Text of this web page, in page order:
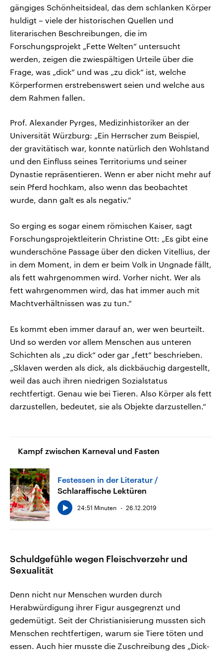
gängiges Schönheitsideal, das dem schlanken Körper
huldigt – viele der historischen Quellen und
literarischen Beschreibungen, die im
Forschungsprojekt „Fette Welten“ untersucht
werden, zeigen die zwiespältigen Urteile über die
Frage, was „dick“ und was „zu dick“ ist, welche
Körperformen erstrebenswert seien und welche aus
dem Rahmen fallen.
Prof. Alexander Pyrges, Medizinhistoriker an der
Universität Würzburg: „Ein Herrscher zum Beispiel,
der gravitätisch war, konnte natürlich den Wohlstand
und den Einfluss seines Territoriums und seiner
Dynastie repräsentieren. Wenn er aber nicht mehr auf
sein Pferd hochkam, also wenn das beobachtet
wurde, dann galt es als negativ.“
So erging es sogar einem römischen Kaiser, sagt
Forschungsprojektleiterin Christine Ott: „Es gibt eine
wunderschöne Passage über den dicken Vitellius, der
in dem Moment, in dem er beim Volk in Ungnade fällt,
als fett wahrgenommen wird. Vorher nicht. Wer als
fett wahrgenommen wird, das hat immer auch mit
Machtverhältnissen was zu tun.“
Es kommt eben immer darauf an, wer wen beurteilt.
Und so werden vor allem Menschen aus unteren
Schichten als „zu dick“ oder gar „fett“ beschrieben.
„Sklaven werden als dick, als dickbäuchig dargestellt,
weil das auch ihren niedrigen Sozialstatus
rechtfertigt. Genau wie bei Tieren. Also Körper als fett
darzustellen, bedeutet, sie als Objekte darzustellen.“
Kampf zwischen Karneval und Fasten
Festessen in der Literatur
Schlaraffische Lektüren
24:51 Minuten 26.12.2019
Schuldgefühle wegen Fleischverzehr und
Sexualität
Denn nicht nur Menschen wurden durch
Herabwürdigung ihrer Figur ausgegrenzt und
gedemütigt. Seit der Christianisierung mussten sich
Menschen rechtfertigen, warum sie Tiere töten und
essen. Auch hier musste die Zuschreibung des „Dick-